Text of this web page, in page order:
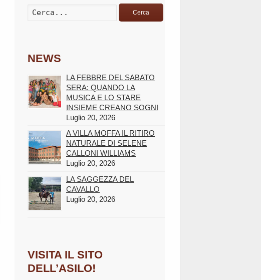
Cerca
NEWS
LA FEBBRE DEL SABATO
SERA: QUANDO LA
MUSICA E LO STARE
INSIEME CREANO SOGNI
Luglio 20, 2026
A VILLA MOFFA IL RITIRO
NATURALE DI SELENE
CALLONI WILLIAMS
Luglio 20, 2026
LA SAGGEZZA DEL
CAVALLO
Luglio 20, 2026
VISITA IL SITO
DELL’ASILO!